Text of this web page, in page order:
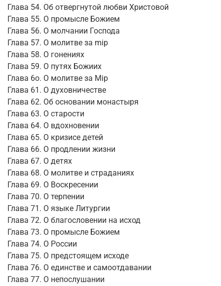
Глава 54. Об отвергнутой любви Христовой
Глава 55. О промысле Божием
Глава 56. О молчании Господа
Глава 57. О молитве за mip
Глава 58. О гонениях
Глава 59. О путях Божиих
Глава 6о. О молитве за Mip
Глава 61. О духовничестве
Глава 62. Об основании монастыря
Глава 63. О старости
Глава 64. О вдохновении
Глава 65. О кризисе детей
Глава 66. О продлении жизни
Глава 67. О детях
Глава 68. О молитве и страданиях
Глава 69. О Воскресении
Глава 70. О терпении
Глава 71. О языке Литургии
Глава 72. О благословении на исход
Глава 73. О промысле Божием
Глава 74. О России
Глава 75. О предстоящем исходе
Глава 76. О единстве и самоотдавании
Глава 77. О непослушании